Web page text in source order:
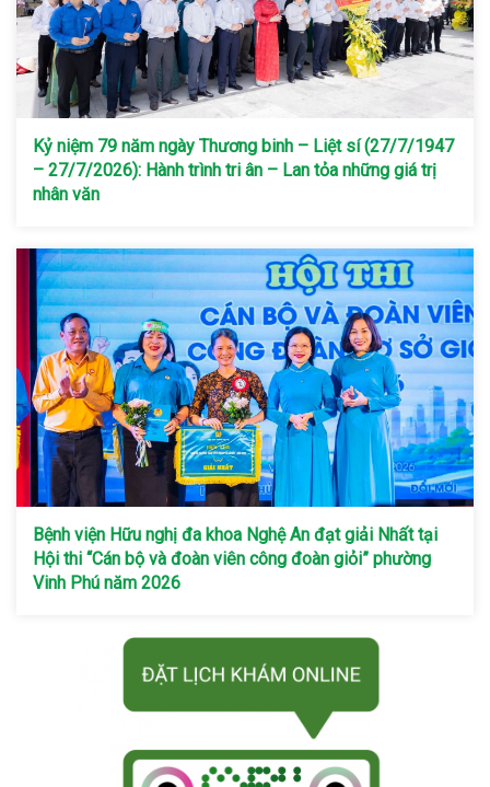
Kỷ niệm 79 năm ngày Thương binh – Liệt sí (27/7/1947
– 27/7/2026): Hành trình tri ân – Lan tỏa những giá trị
nhân văn
Bệnh viện Hữu nghị đa khoa Nghệ An đạt giải Nhất tại
Hội thi “Cán bộ và đoàn viên công đoàn giỏi” phường
Vinh Phú năm 2026